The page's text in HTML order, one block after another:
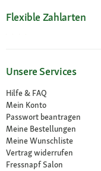
Flexible Zahlarten
Unsere Services
Hilfe & FAQ
Mein Konto
Passwort beantragen
Meine Bestellungen
Meine Wunschliste
Vertrag widerrufen
Fressnapf Salon